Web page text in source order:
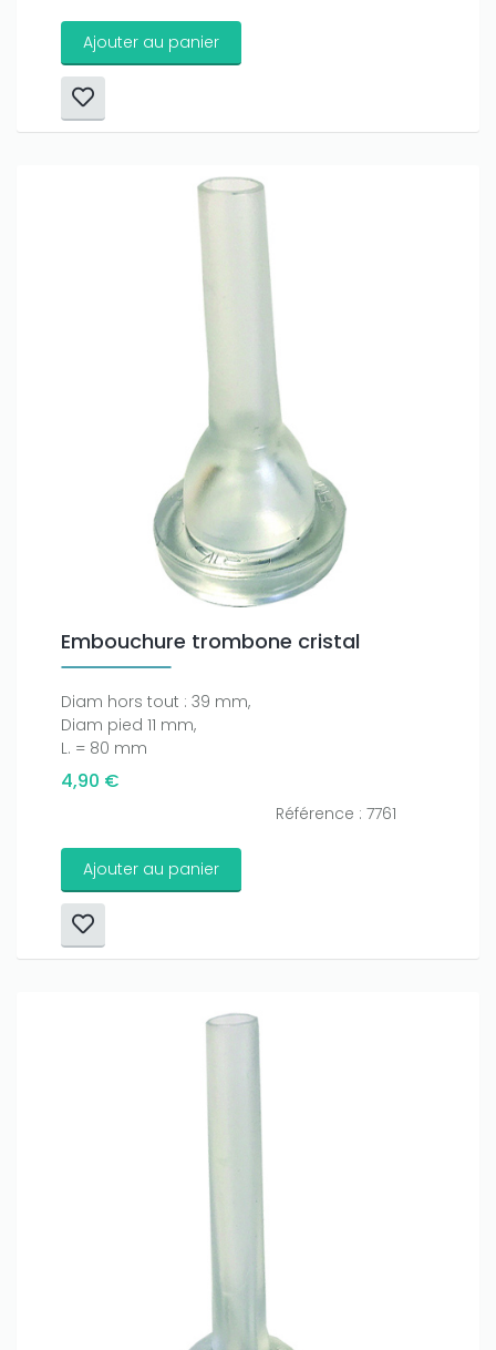
Ajouter au panier
Embouchure trombone cristal
Diam hors tout : 39 mm,
Diam pied 11 mm,
L. = 80 mm
4,90 €
Référence : 7761
Ajouter au panier